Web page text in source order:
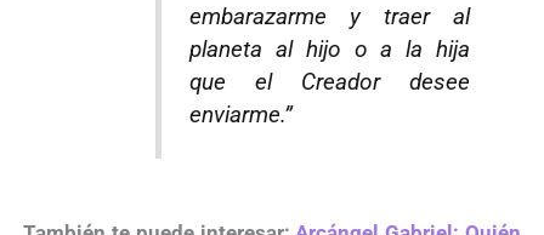
embarazarme y traer al
planeta al hijo o a la hija
que el Creador desee
enviarme.”